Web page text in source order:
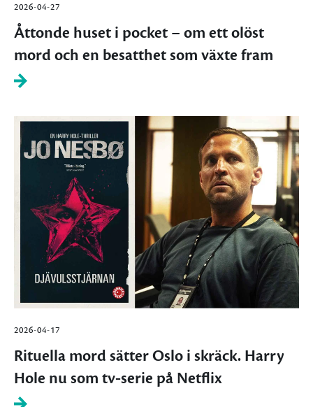
2026-04-27
Åttonde huset i pocket – om ett olöst
mord och en besatthet som växte fram
2026-04-17
Rituella mord sätter Oslo i skräck. Harry
Hole nu som tv‑serie på Netflix